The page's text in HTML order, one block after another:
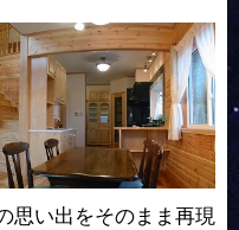
思い出をそのまま再現